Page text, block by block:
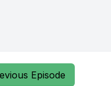
Episode